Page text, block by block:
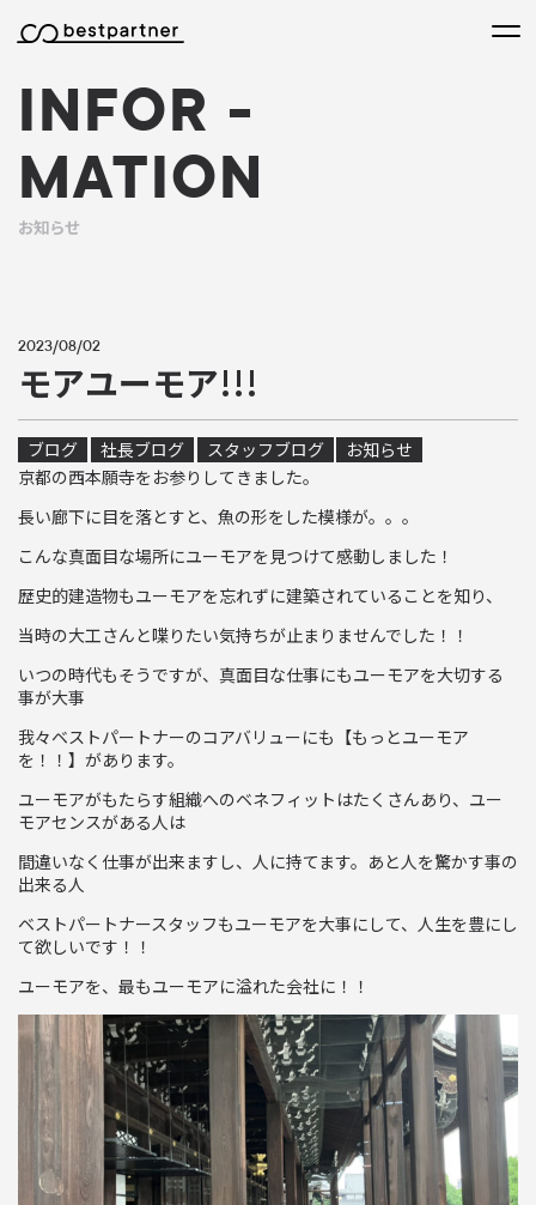
メ
INFOR -
MATION
お知らせ
2023/08/02
モアユーモア!!!
ブログ 社長ブログ スタッフブログ
お知らせ
京都の西本願寺をお参りしてきました。
長い廊下に目を落とすと、魚の形をした模様が。。。
こんな真面目な場所にユーモアを見つけて感動しました！
歴史的建造物もユーモアを忘れずに建築されていることを知り、
当時の大工さんと喋りたい気持ちが止まりませんでした！！
いつの時代もそうですが、真面目な仕事にもユーモアを大切する
事が大事
我々ベストパートナーのコアバリューにも【もっとユーモア
を！！】があります。
ユーモアがもたらす組織へのベネフィットはたくさんあり、ユー
モアセンスがある人は
間違いなく仕事が出来ますし、人に持てます。あと人を驚かす事の
出来る人
ベストパートナースタッフもユーモアを大事にして、人生を豊にし
て欲しいです！！
ユーモアを、最もユーモアに溢れた会社に！！